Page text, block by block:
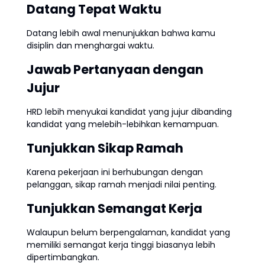
Datang Tepat Waktu
Datang lebih awal menunjukkan bahwa kamu
disiplin dan menghargai waktu.
Jawab Pertanyaan dengan
Jujur
HRD lebih menyukai kandidat yang jujur dibanding
kandidat yang melebih-lebihkan kemampuan.
Tunjukkan Sikap Ramah
Karena pekerjaan ini berhubungan dengan
pelanggan, sikap ramah menjadi nilai penting.
Tunjukkan Semangat Kerja
Walaupun belum berpengalaman, kandidat yang
memiliki semangat kerja tinggi biasanya lebih
dipertimbangkan.